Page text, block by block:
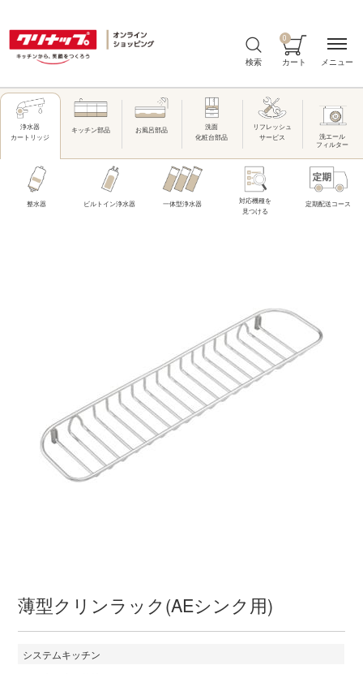
検索 カート
0
浄水器
カートリッジ
キッチン部品 お風呂部品
洗面
化粧台部品
リフレッシュ
サービス
洗エール
フィルター
整水器 ビルトイン浄水器 一体型浄水器
対応機種を
見つける
定期配送コース
薄型クリンラック(AEシンク用)
システムキッチン
メニュー